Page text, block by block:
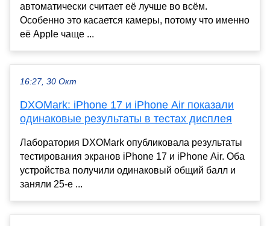
автоматически считает её лучше во всём.
Особенно это касается камеры, потому что именно
её Apple чаще ...
16:27, 30 Окт
DXOMark: iPhone 17 и iPhone Air показали
одинаковые результаты в тестах дисплея
Лаборатория DXOMark опубликовала результаты
тестирования экранов iPhone 17 и iPhone Air. Оба
устройства получили одинаковый общий балл и
заняли 25-е ...